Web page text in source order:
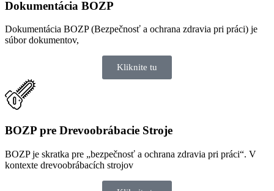
Dokumentácia BOZP
Dokumentácia BOZP (Bezpečnosť a ochrana zdravia pri práci) je
súbor dokumentov,
Kliknite tu
BOZP pre Drevoobrábacie Stroje​
BOZP je skratka pre „bezpečnosť a ochrana zdravia pri práci“. V
kontexte drevoobrábacích strojov